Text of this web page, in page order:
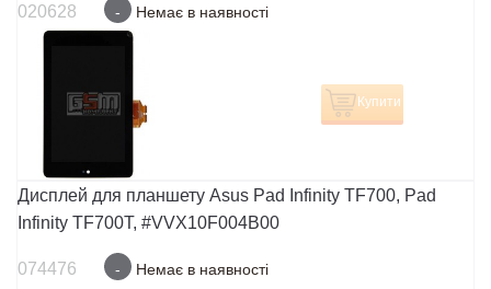
020628 - Немає в наявності
Купити
Дисплей для планшету Asus Pad Infinity TF700, Pad
Infinity TF700T, #VVX10F004B00
074476 - Немає в наявності